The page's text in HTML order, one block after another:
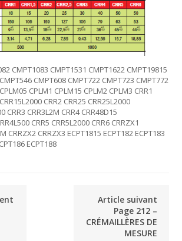
CMPT1083 CMPT1531 CMPT1622 CMPT19815
CMPT608 CMPT722 CMPT723 CMPT772
CPLM1 CPLM15 CPLM2 CPLM3 CRR1
CRR2 CRR25 CRR25L2000
CRR3 CRR3L2M CRR4 CRR48D15
CRR5 CRR5L2000 CRR6 CRRZX1
CRRZX2 CRRZX3 ECPT1815 ECPT182 ECPT183
ECPT188
Article suivant
Page 212 –
CRÉMAILLÈRES DE
MESURE